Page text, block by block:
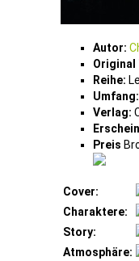
Autor:
Original
Reihe:
Umfang:
Verlag:
Preis
Cover:
Charaktere:
Story:
Atmosphäre: